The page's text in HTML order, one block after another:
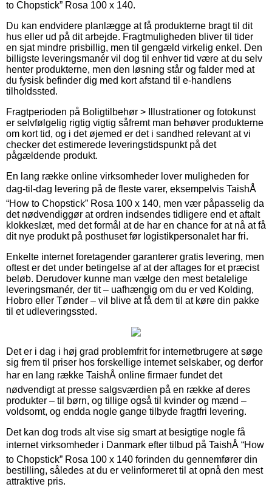
to Chopstick” Rosa 100 x 140.
Du kan endvidere planlægge at få produkterne bragt til dit
hus eller ud på dit arbejde. Fragtmuligheden bliver til tider
en sjat mindre prisbillig, men til gengæld virkelig enkel. Den
billigste leveringsmanér vil dog til enhver tid være at du selv
henter produkterne, men den løsning står og falder med at
du fysisk befinder dig med kort afstand til e-handlens
tilholdssted.
Fragtperioden på Boligtilbehør > Illustrationer og fotokunst
er selvfølgelig rigtig vigtig såfremt man behøver produkterne
om kort tid, og i det øjemed er det i sandhed relevant at vi
checker det estimerede leveringstidspunkt på det
pågældende produkt.
En lang række online virksomheder lover muligheden for
dag-til-dag levering på de fleste varer, eksempelvis TaishÅ
“How to Chopstick” Rosa 100 x 140, men vær påpasselig da
det nødvendiggør at ordren indsendes tidligere end et aftalt
klokkeslæt, med det formål at de har en chance for at nå at få
dit nye produkt på posthuset før logistikpersonalet har fri.
Enkelte internet foretagender garanterer gratis levering, men
oftest er det under betingelse af at der aftages for et præcist
beløb. Derudover kunne man vælge den mest betalelige
leveringsmanér, der tit – uafhængig om du er ved Kolding,
Hobro eller Tønder – vil blive at få dem til at køre din pakke
til et udleveringssted.
Det er i dag i høj grad problemfrit for internetbrugere at søge
sig frem til priser hos forskellige internet selskaber, og derfor
har en lang række TaishÅ online firmaer fundet det
nødvendigt at presse salgsværdien på en række af deres
produkter – til børn, og tillige også til kvinder og mænd –
voldsomt, og endda nogle gange tilbyde fragtfri levering.
Det kan dog trods alt vise sig smart at besigtige nogle få
internet virksomheder i Danmark efter tilbud på TaishÅ “How
to Chopstick” Rosa 100 x 140 forinden du gennemfører din
bestilling, således at du er velinformeret til at opnå den mest
attraktive pris.